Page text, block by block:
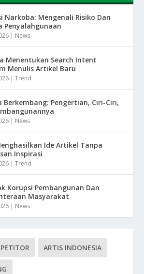
Narkoba: Mengenali Risiko Dan
Penyalahgunaan
| News
Menentukan Search Intent
Menulis Artikel Baru
|Trend
Berkembang: Pengertian, Ciri-Ciri,
| News
Ide Artikel Tanpa
Inspirasi
|Trend
Korupsi Pembangunan Dan
Masyarakat
| News
ARTIS INDONESIA